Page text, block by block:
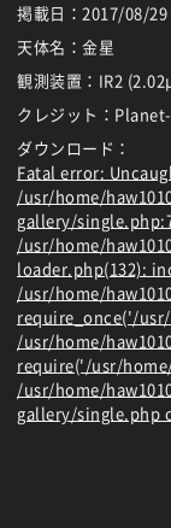
掲載日： 2017/08/29
天体名：金星
観測装置：IR2
クレジット：
ダウンロード：
Fatal error:
/usr/home/
gallery/
/usr/home/
loader.php(132):
/usr/home/
require_once('/
/usr/home/
require('/usr/
/usr/home/
gallery/single.php